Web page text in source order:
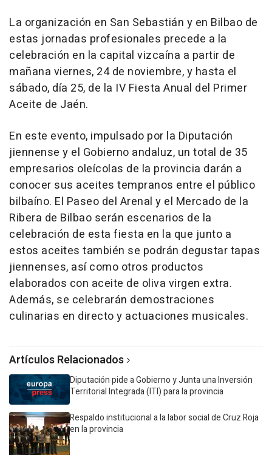
La organización en San Sebastián y en Bilbao de
estas jornadas profesionales precede a la
celebración en la capital vizcaína a partir de
mañana viernes, 24 de noviembre, y hasta el
sábado, día 25, de la IV Fiesta Anual del Primer
Aceite de Jaén.
En este evento, impulsado por la Diputación
jiennense y el Gobierno andaluz, un total de 35
empresarios oleícolas de la provincia darán a
conocer sus aceites tempranos entre el público
bilbaíno. El Paseo del Arenal y el Mercado de la
Ribera de Bilbao serán escenarios de la
celebración de esta fiesta en la que junto a
estos aceites también se podrán degustar tapas
jiennenses, así como otros productos
elaborados con aceite de oliva virgen extra.
Además, se celebrarán demostraciones
culinarias en directo y actuaciones musicales.
Artículos Relacionados
Diputación pide a Gobierno y Junta una Inversión
Territorial Integrada (ITI) para la provincia
Respaldo institucional a la labor social de Cruz Roja
en la provincia